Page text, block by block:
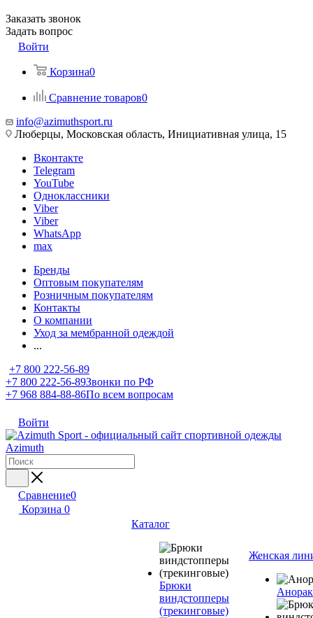
Заказать звонок
Задать вопрос
Войти
Корзина0
Сравнение товаров0
info@azimuthsport.ru
Люберцы, Московская область, Инициативная улица, 15
Вконтакте
Telegram
YouTube
Одноклассники
Viber
Viber
WhatsApp
max
Бренды
Оптовым покупателям
Розничным покупателям
Контакты
О компании
Уход за мембранной одеждой
...
+7 800 222-56-89
+7 800 222-56-89Звонки по РФ
+7 968 884-88-86По всем вопросам
Войти
Сравнение0
Корзина 0
Каталог
Брюки
виндстопперы
(трекинговые)
Женская